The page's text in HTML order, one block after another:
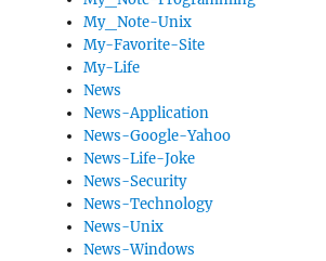
My_Note-Unix
My-Favorite-Site
My-Life
News
News-Application
News-Google-Yahoo
News-Life-Joke
News-Security
News-Technology
News-Unix
News-Windows